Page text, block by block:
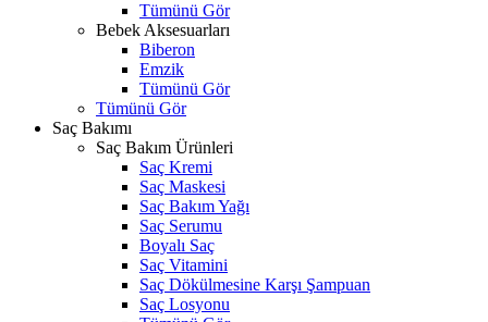
Tümünü Gör
Bebek Aksesuarları
Biberon
Emzik
Tümünü Gör
Tümünü Gör
Saç Bakımı
Saç Bakım Ürünleri
Saç Kremi
Saç Maskesi
Saç Bakım Yağı
Saç Serumu
Boyalı Saç
Saç Vitamini
Saç Dökülmesine Karşı Şampuan
Saç Losyonu